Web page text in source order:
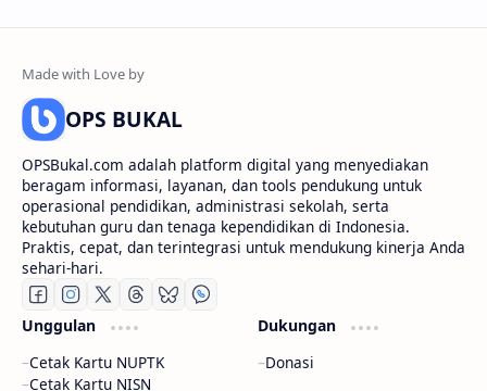
OPS BUKAL
OPSBukal.com adalah platform digital yang menyediakan
beragam informasi, layanan, dan tools pendukung untuk
operasional pendidikan, administrasi sekolah, serta
kebutuhan guru dan tenaga kependidikan di Indonesia.
Praktis, cepat, dan terintegrasi untuk mendukung kinerja Anda
sehari-hari.
Unggulan
Cetak Kartu NUPTK
Cetak Kartu NISN
Dukungan
Donasi